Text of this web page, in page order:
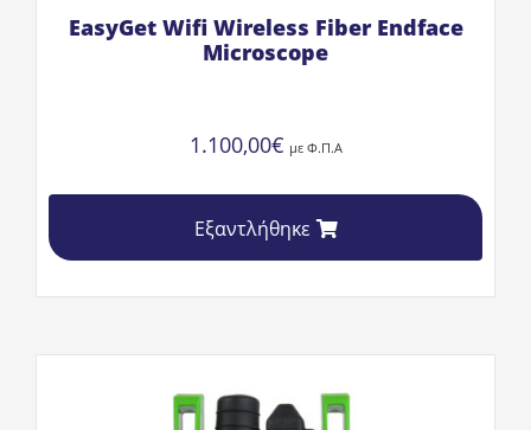
EasyGet Wifi Wireless Fiber Endface
Microscope
1.100,00€ με Φ.Π.Α
Εξαντλήθηκε